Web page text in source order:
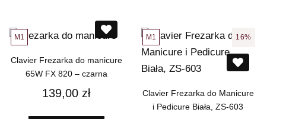
M1
Clavier Frezarka do manicure
65W FX 820 – czarna
139,00 zł
16%
M1
Clavier Frezarka do Manicure
i Pedicure Biała, ZS-603